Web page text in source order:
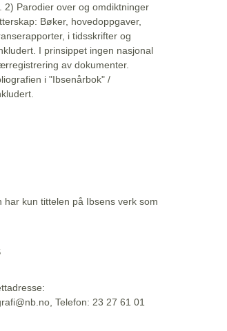
2) Parodier over og omdiktninger
Bøker, hovedoppgaver,
i tidsskrifter og
I prinsippet ingen nasjonal
av dokumenter.
i "Ibsenårbok" /
kun tittelen på Ibsens verk som
Telefon: 23 27 61 01